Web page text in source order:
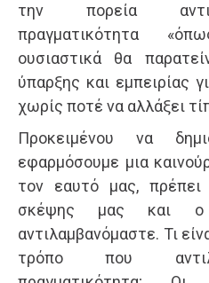
την πορεία
πραγματικότητα
ουσιαστικά θα
ύπαρξης και εμπειρίας
χωρίς ποτέ να αλλάξει
Προκειμένου να
εφαρμόσουμε μια
τον εαυτό μας,
σκέψης μας και
αντιλαμβανόμαστε. Τι
τρόπο που